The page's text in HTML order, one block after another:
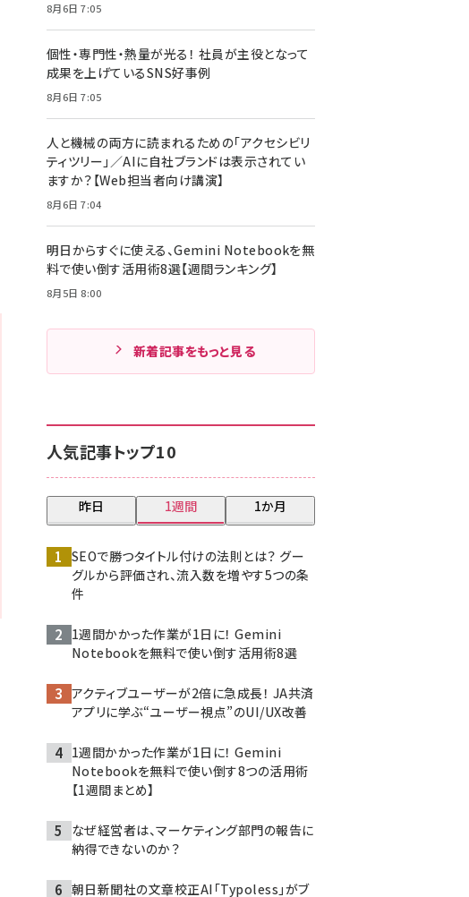
8月6日 7:05
個性・専門性・熱量が光る！ 社員が主役となって
成果を上げているSNS好事例
8月6日 7:05
人と機械の両方に読まれるための「アクセシビリ
ティツリー」／AIに自社ブランドは表示されてい
ますか？【Web担当者向け講演】
8月6日 7:04
明日からすぐに使える、Gemini Notebookを無
料で使い倒す活用術8選【週間ランキング】
8月5日 8:00
新着記事をもっと見る
人気記事トップ10
昨日 1週間 1か月
SEOで勝つタイトル付けの法則とは？ グー
グルから評価され、流入数を増やす5つの条
件
1週間かかった作業が1日に！ Gemini
Notebookを無料で使い倒す活用術8選
アクティブユーザーが2倍に急成長！ JA共済
アプリに学ぶ“ユーザー視点”のUI/UX改善
1週間かかった作業が1日に！ Gemini
Notebookを無料で使い倒す8つの活用術
【1週間まとめ】
なぜ経営者は、マーケティング部門の報告に
納得できないのか？
朝日新聞社の文章校正AI「Typoless」がブ